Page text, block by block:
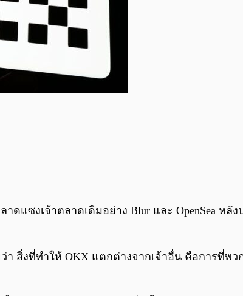
าดแซงเจ้าตลาดเดิมอย่าง Blur และ OpenSea ห
า สิ่งที่ทำให้ OKX แตกต่างจากเจ้าอื่น คือการที่พ